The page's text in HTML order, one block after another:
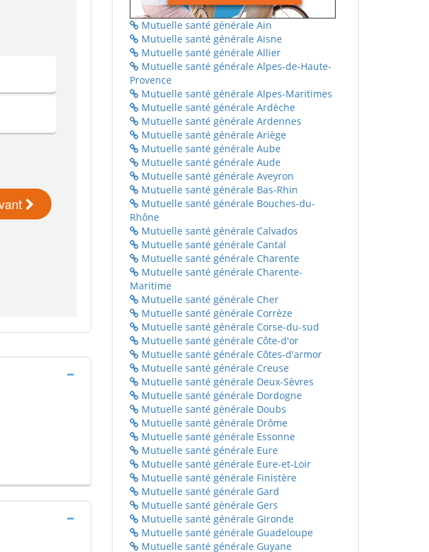
Mutuelle santé générale Ain
Mutuelle santé générale Aisne
Mutuelle santé générale Allier
Mutuelle santé générale Alpes-de-Haute-
Provence
Mutuelle santé générale Alpes-Maritimes
Mutuelle santé générale Ardèche
Mutuelle santé générale Ardennes
Mutuelle santé générale Ariège
Mutuelle santé générale Aube
Mutuelle santé générale Aude
Mutuelle santé générale Aveyron
Mutuelle santé générale Bas-Rhin
Mutuelle santé générale Bouches-du-
Rhône
Mutuelle santé générale Calvados
Mutuelle santé générale Cantal
Mutuelle santé générale Charente
Mutuelle santé générale Charente-
Maritime
Mutuelle santé générale Cher
Mutuelle santé générale Corrèze
Mutuelle santé générale Corse-du-sud
Mutuelle santé générale Côte-d'or
Mutuelle santé générale Côtes-d'armor
Mutuelle santé générale Creuse
Mutuelle santé générale Deux-Sèvres
Mutuelle santé générale Dordogne
Mutuelle santé générale Doubs
Mutuelle santé générale Drôme
Mutuelle santé générale Essonne
Mutuelle santé générale Eure
Mutuelle santé générale Eure-et-Loir
Mutuelle santé générale Finistère
Mutuelle santé générale Gard
Mutuelle santé générale Gers
Mutuelle santé générale Gironde
Mutuelle santé générale Guadeloupe
Mutuelle santé générale Guyane